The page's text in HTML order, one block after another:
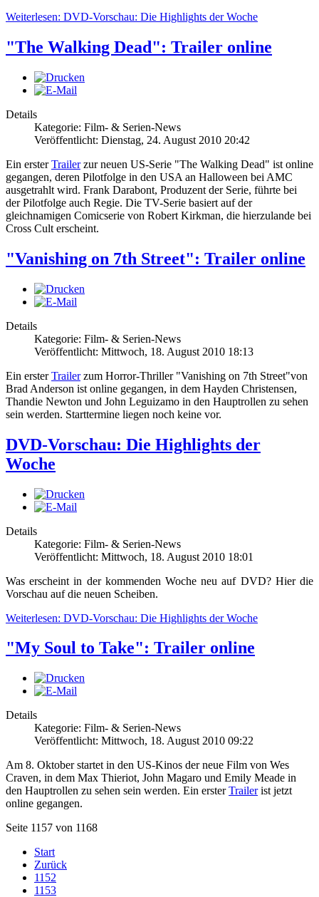
Weiterlesen: DVD-Vorschau: Die Highlights der Woche
"The Walking Dead": Trailer online
Details
Kategorie: Film- & Serien-News
Veröffentlicht: Dienstag, 24. August 2010 20:42
Ein ersterTrailerzur neuen US-Serie "The Walking Dead" ist online
gegangen, deren Pilotfolge in den USA an Halloween bei AMC
ausgetrahlt wird. Frank Darabont, Produzent der Serie, führte bei
der Pilotfolge auch Regie. Die TV-Serie basiert auf der
gleichnamigen Comicserie von Robert Kirkman, die hierzulande bei
Cross Cult erscheint.
"Vanishing on 7th Street": Trailer online
Details
Kategorie: Film- & Serien-News
Veröffentlicht: Mittwoch, 18. August 2010 18:13
Ein ersterTrailerzum Horror-Thriller "Vanishing on 7th Street"von
Brad Anderson ist online gegangen, in dem Hayden Christensen,
Thandie Newton und John Leguizamo in den Hauptrollen zu sehen
sein werden. Starttermine liegen noch keine vor.
DVD-Vorschau: Die Highlights der
Woche
Details
Kategorie: Film- & Serien-News
Veröffentlicht: Mittwoch, 18. August 2010 18:01
Was erscheint in der kommenden Woche neu auf DVD? Hier die
Vorschau auf die neuen Scheiben.
Weiterlesen: DVD-Vorschau: Die Highlights der Woche
"My Soul to Take": Trailer online
Details
Kategorie: Film- & Serien-News
Veröffentlicht: Mittwoch, 18. August 2010 09:22
Am 8. Oktober startet in den US-Kinos der neue Film von Wes
Craven, in dem Max Thieriot, John Magaro und Emily Meade in
den Hauptrollen zu sehen sein werden. Ein ersterTrailerist jetzt
online gegangen.
Seite 1157 von 1168
Start
Zurück
1152
1153